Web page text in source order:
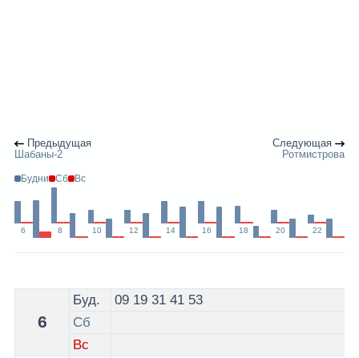
Предыдущая
Шабаны-2
Следующая
Ротмистрова
Будни Сб Вс
6 8 10 12 14 16 18 20 22
Расписание 61 автобуса Минск - остановка ДС
6
Буд. 09 19 31 41 53
Сб
Вс